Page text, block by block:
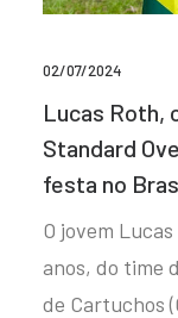
02/07/2024
Lucas Roth,
Standard
festa no
O jovem
anos, do time
de Cartuchos